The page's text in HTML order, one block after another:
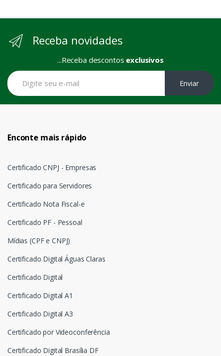
Receba novidades
...Receba descontos exclusivos
Enviar
Enconte mais rápido
Certificado CNPJ - Empresas
Certificado para Servidores
Certificado Nota Fiscal-e
Certificado PF - Pessoal
Mídias (CPF e CNPJ)
Certificado Digital Águas Claras
Certificado Digital
Certificado Digital A1
Certificado Digital A3
Certificado por Videoconferência
Certificado Digital Brasília DF